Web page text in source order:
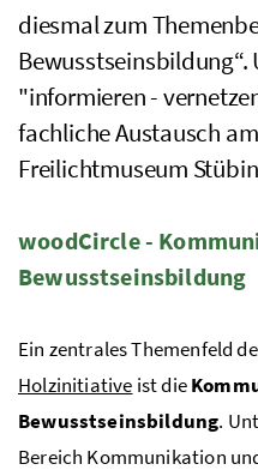
diesmal zum
"informieren -
fachliche Austausch
Freilichtmuseum
woodCircle -
Bewusstseinsbildung
Ein zentrales Themenfeld
Holzinitiative ist die
Bewusstseinsbildung.
Bereich Kommunikation